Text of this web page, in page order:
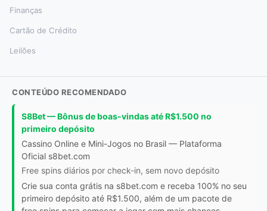
Finanças
Cartão de Crédito
Leilões
CONTEÚDO RECOMENDADO
S8Bet — Bônus de boas-vindas até R$1.500 no
primeiro depósito
Cassino Online e Mini-Jogos no Brasil — Plataforma
Oficial s8bet.com
Free spins diários por check-in, sem novo depósito
Crie sua conta grátis na s8bet.com e receba 100% no seu
primeiro depósito até R$1.500, além de um pacote de